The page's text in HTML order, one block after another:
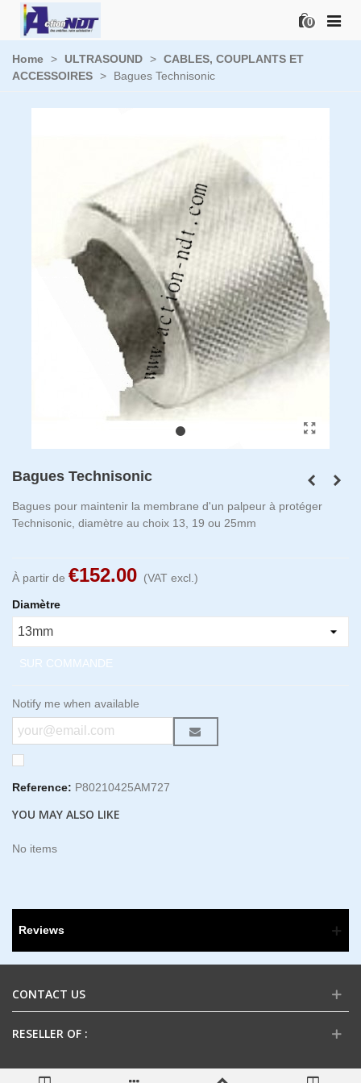
0
Home > ULTRASOUND > CABLES, COUPLANTS ET
ACCESSOIRES > Bagues Technisonic
Bagues Technisonic
Bagues pour maintenir la membrane d'un palpeur à protéger
Technisonic, diamètre au choix 13, 19 ou 25mm
À partir de €152.00 (VAT excl.)
Diamètre
SUR COMMANDE
Notify me when available
Reference: P80210425AM727
YOU MAY ALSO LIKE
No items
Reviews
CONTACT US
RESELLER OF :